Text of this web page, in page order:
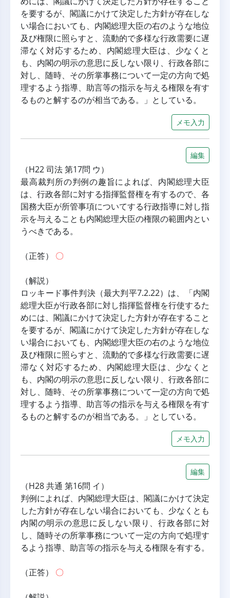
を要するが、閣議にかけて決定した方針が存在しな
い場合においても、内閣総理大臣の右のような地位
及び権限に照らすと、流動的で多様な行政需要に遅
滞なく対応するため、内閣総理大臣は、少なくと
も、内閣の明示の意思に反しない限り、行政各部に
対し、随時、その所掌事務について一定の方向で処
理するよう指導、助言等の指示を与える権限を有す
るものと解するのが相当である。」としている。
メモ入力
編集
（H22 司法 第17問 ウ）
最高裁判所の判例の趣旨によれば、内閣総理大臣
は、行政各部に対する指揮監督権を有するので、各
国務大臣が所管事項についてする行政指導に対し指
示を与えることも内閣総理大臣の権限の範囲内とい
うべきである。
（正答） 〇
（解説）
ロッキード事件判決（最大判平7.2.22）は、「内閣
総理大臣が行政各部に対し指揮監督権を行使するた
めには、閣議にかけて決定した方針が存在すること
を要するが、閣議にかけて決定した方針が存在しな
い場合においても、内閣総理大臣の右のような地位
及び権限に照らすと、流動的で多様な行政需要に遅
滞なく対応するため、内閣総理大臣は、少なくと
も、内閣の明示の意思に反しない限り、行政各部に
対し、随時、その所掌事務について一定の方向で処
理するよう指導、助言等の指示を与える権限を有す
るものと解するのが相当である。」としている。
メモ入力
編集
（H28 共通 第16問 イ）
判例によれば、内閣総理大臣は、閣議にかけて決定
した方針が存在しない場合においても、少なくとも
内閣の明示の意思に反しない限り、行政各部に対
し、随時その所掌事務について一定の方向で処理す
るよう指導、助言等の指示を与える権限を有する。
（正答） 〇